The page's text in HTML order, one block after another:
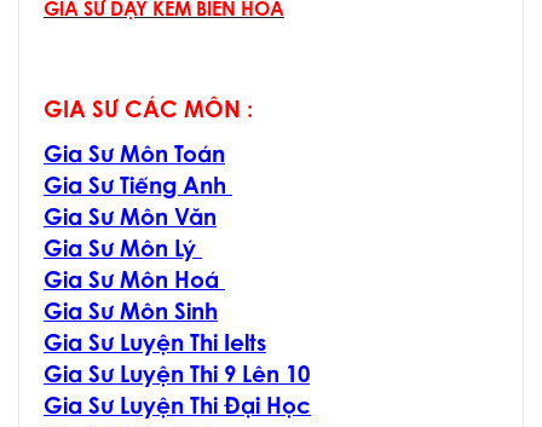
GIA SƯ DẠY KÈM BIÊN HÒA
GIA SƯ CÁC MÔN :
Gia Sư Môn Toán
Gia Sư Tiếng Anh
Gia Sư Môn Văn
Gia Sư Môn Lý
Gia Sư Môn Hoá
Gia Sư Môn Sinh
Gia Sư Luyện Thi Ielts
Gia Sư Luyện Thi 9 Lên 10
Gia Sư Luyện Thi Đại Học